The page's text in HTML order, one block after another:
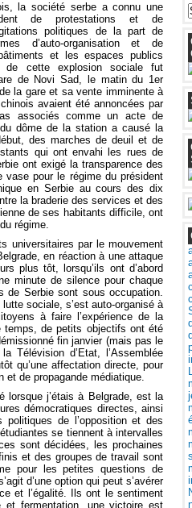
la société serbe a connu une
de protestations et de
politiques de la part de
d’auto-organisation et de
et les espaces publics
de cette explosion sociale fut
de Novi Sad, le matin du 1er
la gare et sa vente imminente à
avaient été annoncées par
associés comme un acte de
du dôme de la station a causé la
des marches de deuil et de
qui ont envahi les rues de
ont exigé la transparence des
pour le régime du président
en Serbie au cours des dix
la braderie des services et des
de ses habitants difficile, ont
régime.
universitaires par le mouvement
en réaction à une attaque
plus tôt, lorsqu’ils ont d’abord
minute de silence pour chaque
de Serbie sont sous occupation.
sociale, s’est auto-organisé à
à faire l’expérience de la
temps, de petits objectifs ont été
fin janvier (mais pas le
Télévision d’Etat, l’Assemblée
qu’une affectation directe, pour
et de propagande médiatique.
lorsque j’étais à Belgrade, est la
démocratiques directes, ainsi
de l’opposition et des
se tiennent à intervalles
sont décidées, les prochaines
et des groupes de travail sont
pour les petites questions de
d’une option qui peut s’avérer
et l’égalité. Ils ont le sentiment
fermentation, une victoire est